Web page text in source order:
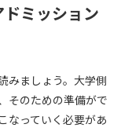
ミッション
みましょう。大学側
そのための準備がで
なっていく必要があ